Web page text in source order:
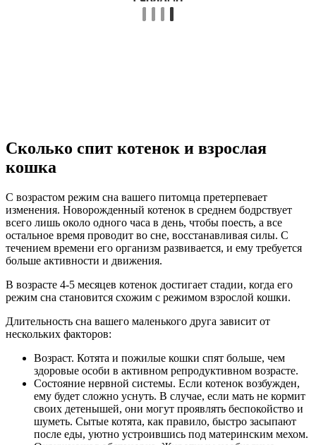
Сколько спит котенок и взрослая
кошка
С возрастом режим сна вашего питомца претерпевает
изменения. Новорожденный котенок в среднем бодрствует
всего лишь около одного часа в день, чтобы поесть, а все
остальное время проводит во сне, восстанавливая силы. С
течением времени его организм развивается, и ему требуется
больше активности и движения.
В возрасте 4-5 месяцев котенок достигает стадии, когда его
режим сна становится схожим с режимом взрослой кошки.
Длительность сна вашего маленького друга зависит от
нескольких факторов:
Возраст. Котята и пожилые кошки спят больше, чем
здоровые особи в активном репродуктивном возрасте.
Состояние нервной системы. Если котенок возбужден,
ему будет сложно уснуть. В случае, если мать не кормит
своих детенышей, они могут проявлять беспокойство и
шуметь. Сытые котята, как правило, быстро засыпают
после еды, уютно устроившись под материнским мехом.